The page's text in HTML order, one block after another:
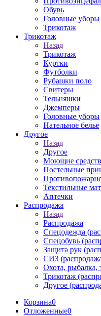
Обувь
Головные уборы
Трикотаж
Трикотаж
Назад
Трикотаж
Куртки
Футболки
Рубашки поло
Свитеры
Тельняшки
Джемперы
Головные уборы
Нательное белье
Другое
Назад
Другое
Моющие
Постельные
Текстильные
Аптечки
Распродажа
Назад
Распродажа
Спецодежда
Спецобувь
Защита рук
СИЗ
Охота, рыбалка,
Трикотаж
Другое
Корзина0
Отложенные0